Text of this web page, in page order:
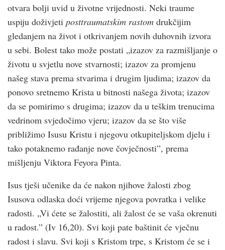
otvara bolji uvid u životne vrijednosti. Neki traume
uspiju doživjeti posttraumatskim rastom drukčijim
gledanjem na život i otkrivanjem novih duhovnih izvora
u sebi. Bolest tako može postati „izazov za razmišljanje o
životu u svjetlu nove stvarnosti; izazov za promjenu
našeg stava prema stvarima i drugim ljudima; izazov da
ponovo sretnemo Krista u bitnosti našega života; izazov
da se pomirimo s drugima; izazov da u teškim trenucima
vedrinom svjedočimo vjeru; izazov da se što više
približimo Isusu Kristu i njegovu otkupiteljskom djelu i
tako potaknemo rađanje nove čovječnosti”, prema
mišljenju Viktora Feyora Pinta.
Isus tješi učenike da će nakon njihove žalosti zbog
Isusova odlaska doći vrijeme njegova povratka i velike
radosti. „Vi ćete se žalostiti, ali žalost će se vaša okrenuti
u radost.” (Iv 16,20). Svi koji pate baštinit će vječnu
radost i slavu. Svi koji s Kristom trpe, s Kristom će se i